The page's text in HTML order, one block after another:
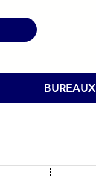
BUREAUX